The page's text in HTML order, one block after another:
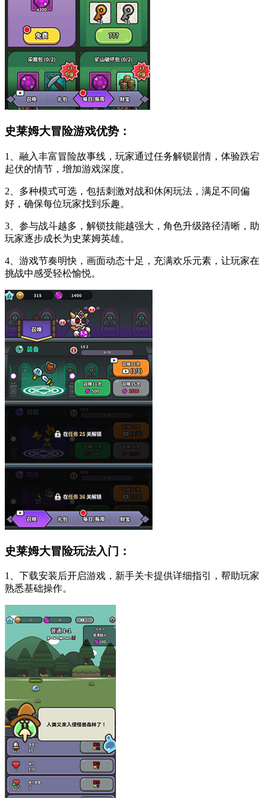
史莱姆大冒险游戏优势：
1、融入丰富冒险故事线，玩家通过任务解锁剧情，体验跌宕
起伏的情节，增加游戏深度。
2、多种模式可选，包括刺激对战和休闲玩法，满足不同偏
好，确保每位玩家找到乐趣。
3、参与战斗越多，解锁技能越强大，角色升级路径清晰，助
玩家逐步成长为史莱姆英雄。
4、游戏节奏明快，画面动态十足，充满欢乐元素，让玩家在
挑战中感受轻松愉悦。
史莱姆大冒险玩法入门：
1、下载安装后开启游戏，新手关卡提供详细指引，帮助玩家
熟悉基础操作。